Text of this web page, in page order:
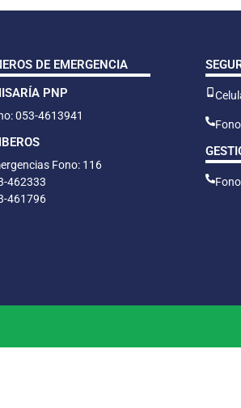
DE EMERGENCIA
PNP
053-4613941
Fono: 116
462333
461796